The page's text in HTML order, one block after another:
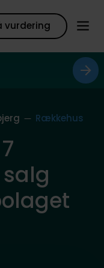
vurdering
Rækkehus